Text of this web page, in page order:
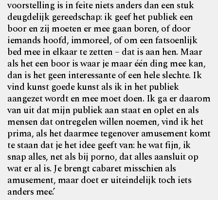
voorstelling is in feite niets anders dan een stuk
deugdelijk gereedschap: ik geef het publiek een
boor en zij moeten er mee gaan boren, of door
iemands hoofd, immoreel, of om een fatsoenlijk
bed mee in elkaar te zetten – dat is aan hen. Maar
als het een boor is waar je maar één ding mee kan,
dan is het geen interessante of een hele slechte. Ik
vind kunst goede kunst als ik in het publiek
aangezet wordt en mee moet doen. Ik ga er daarom
van uit dat mijn publiek aan staat en oplet en als
mensen dat ontregelen willen noemen, vind ik het
prima, als het daarmee tegenover amusement komt
te staan dat je het idee geeft van: he wat fijn, ik
snap alles, net als bij porno, dat alles aansluit op
wat er al is. Je brengt cabaret misschien als
amusement, maar doet er uiteindelijk toch iets
anders mee.’